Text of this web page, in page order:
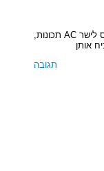
מותר, אבל את לא יכולה לייחס לישר AC תכונות,
אותן
תגובה